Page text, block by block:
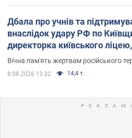
Дбала про учнів та
внаслідок удару РФ по
директорка київського ліцею,
Вічна пам'ять жертвам російського
8.08.2026 13:32 14,4 т.